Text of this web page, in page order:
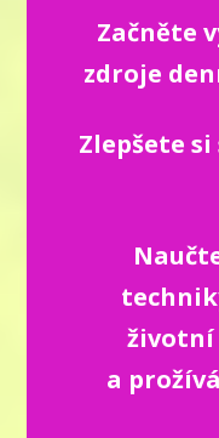
Začněte
zdroje
Zlepšete
životní
a